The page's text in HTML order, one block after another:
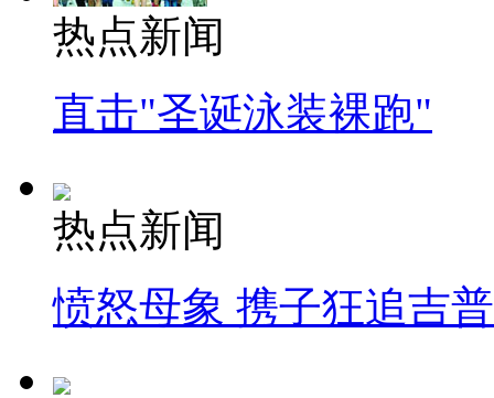
热点新闻
直击"圣诞泳装裸跑"
热点新闻
愤怒母象 携子狂追吉